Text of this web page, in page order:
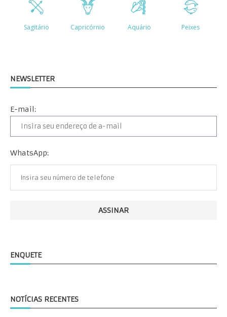
NEWSLETTER
E-mail:
WhatsApp:
ENQUETE
NOTÍCIAS RECENTES